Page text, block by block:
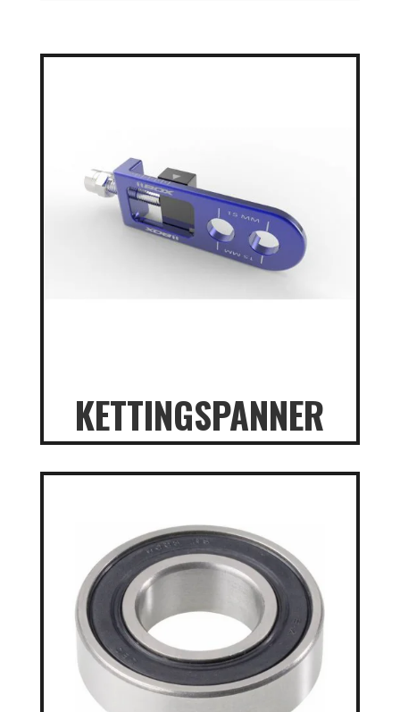
KETTINGSPANNER